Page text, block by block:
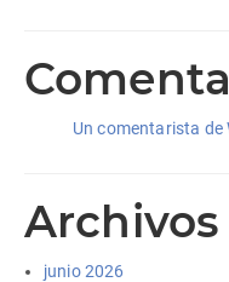
Un comentarista de
Archivos
junio 2026